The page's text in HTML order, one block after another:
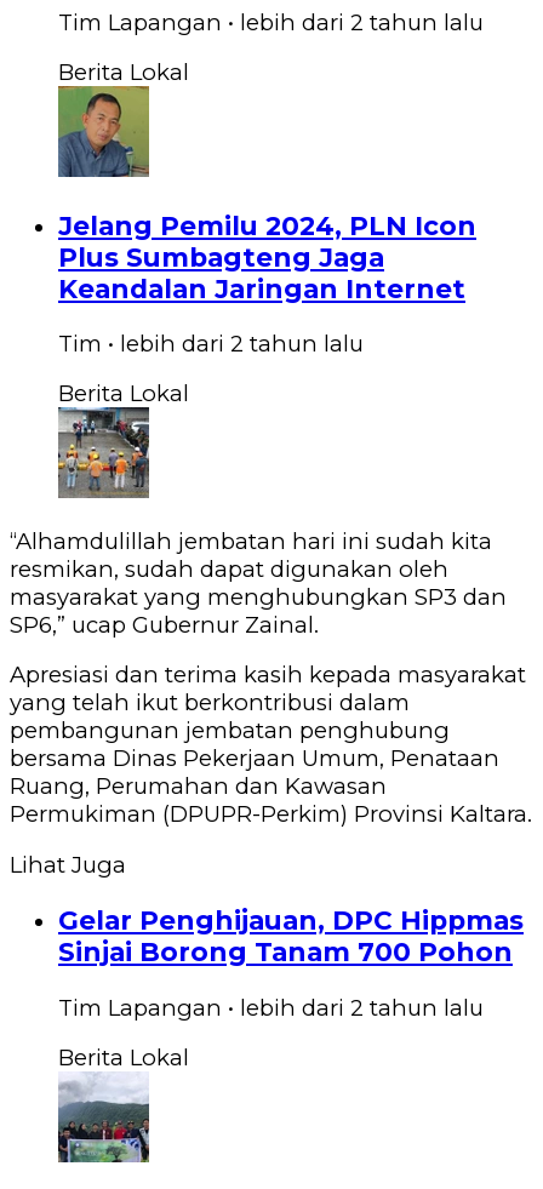
Tim Lapangan • lebih dari 2 tahun lalu
Berita Lokal
Jelang Pemilu 2024, PLN Icon
Plus Sumbagteng Jaga
Keandalan Jaringan Internet
Tim • lebih dari 2 tahun lalu
Berita Lokal
“Alhamdulillah jembatan hari ini sudah kita
resmikan, sudah dapat digunakan oleh
masyarakat yang menghubungkan SP3 dan
SP6,” ucap Gubernur Zainal.
Apresiasi dan terima kasih kepada masyarakat
yang telah ikut berkontribusi dalam
pembangunan jembatan penghubung
bersama Dinas Pekerjaan Umum, Penataan
Ruang, Perumahan dan Kawasan
Permukiman (DPUPR-Perkim) Provinsi Kaltara.
Lihat Juga
Gelar Penghijauan, DPC Hippmas
Sinjai Borong Tanam 700 Pohon
Tim Lapangan • lebih dari 2 tahun lalu
Berita Lokal